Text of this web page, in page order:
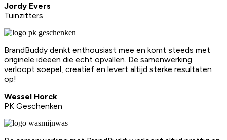
Jordy Evers
Tuinzitters
BrandBuddy denkt enthousiast mee en komt steeds met
originele ideeën die echt opvallen. De samenwerking
verloopt soepel, creatief en levert altijd sterke resultaten
op!
Wessel Horck
PK Geschenken